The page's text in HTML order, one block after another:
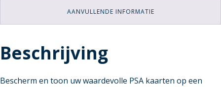
AANVULLENDE INFORMATIE
Beschrijving
Bescherm en toon uw waardevolle PSA kaarten op een